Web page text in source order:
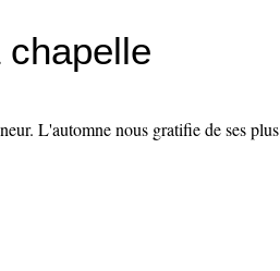
L'automne nous gratifie de ses plus